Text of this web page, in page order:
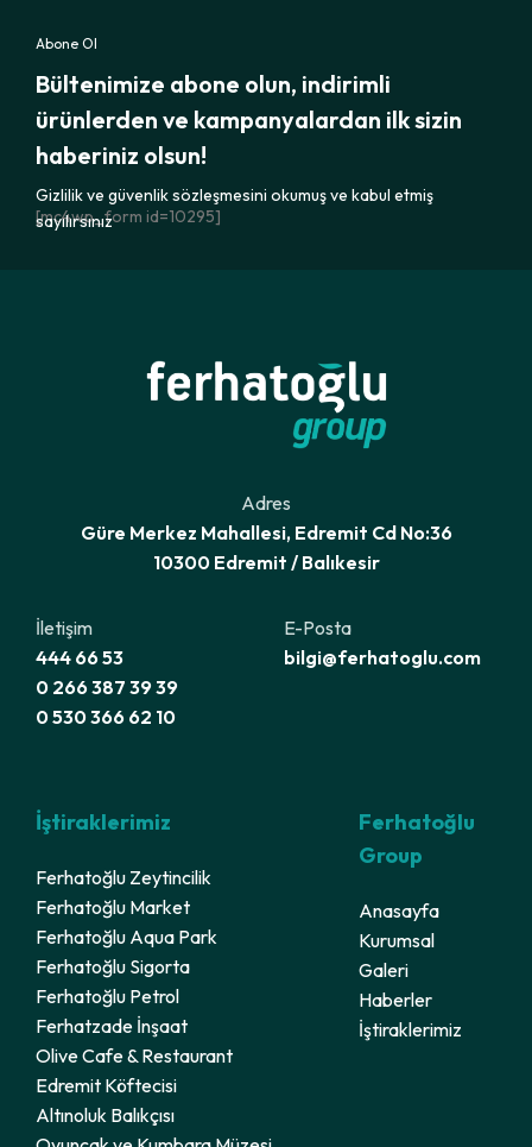
Abone Ol
Bültenimize abone olun, indirimli
ürünlerden ve kampanyalardan ilk sizin
haberiniz olsun!
[mc4wp_form id=10295]
Gizlilik ve güvenlik sözleşmesini okumuş ve kabul etmiş
sayılırsınız
Adres
Güre Merkez Mahallesi, Edremit Cd No:36
10300 Edremit / Balıkesir
İletişim
444 66 53
0 266 387 39 39
0 530 366 62 10
E-Posta
bilgi@ferhatoglu.com
İştiraklerimiz
Ferhatoğlu Zeytincilik
Ferhatoğlu Market
Ferhatoğlu Aqua Park
Ferhatoğlu Sigorta
Ferhatoğlu Petrol
Ferhatzade İnşaat
Olive Cafe & Restaurant
Edremit Köftecisi
Altınoluk Balıkçısı
Ferhatoğlu
Group
Anasayfa
Kurumsal
Galeri
Haberler
İştiraklerimiz